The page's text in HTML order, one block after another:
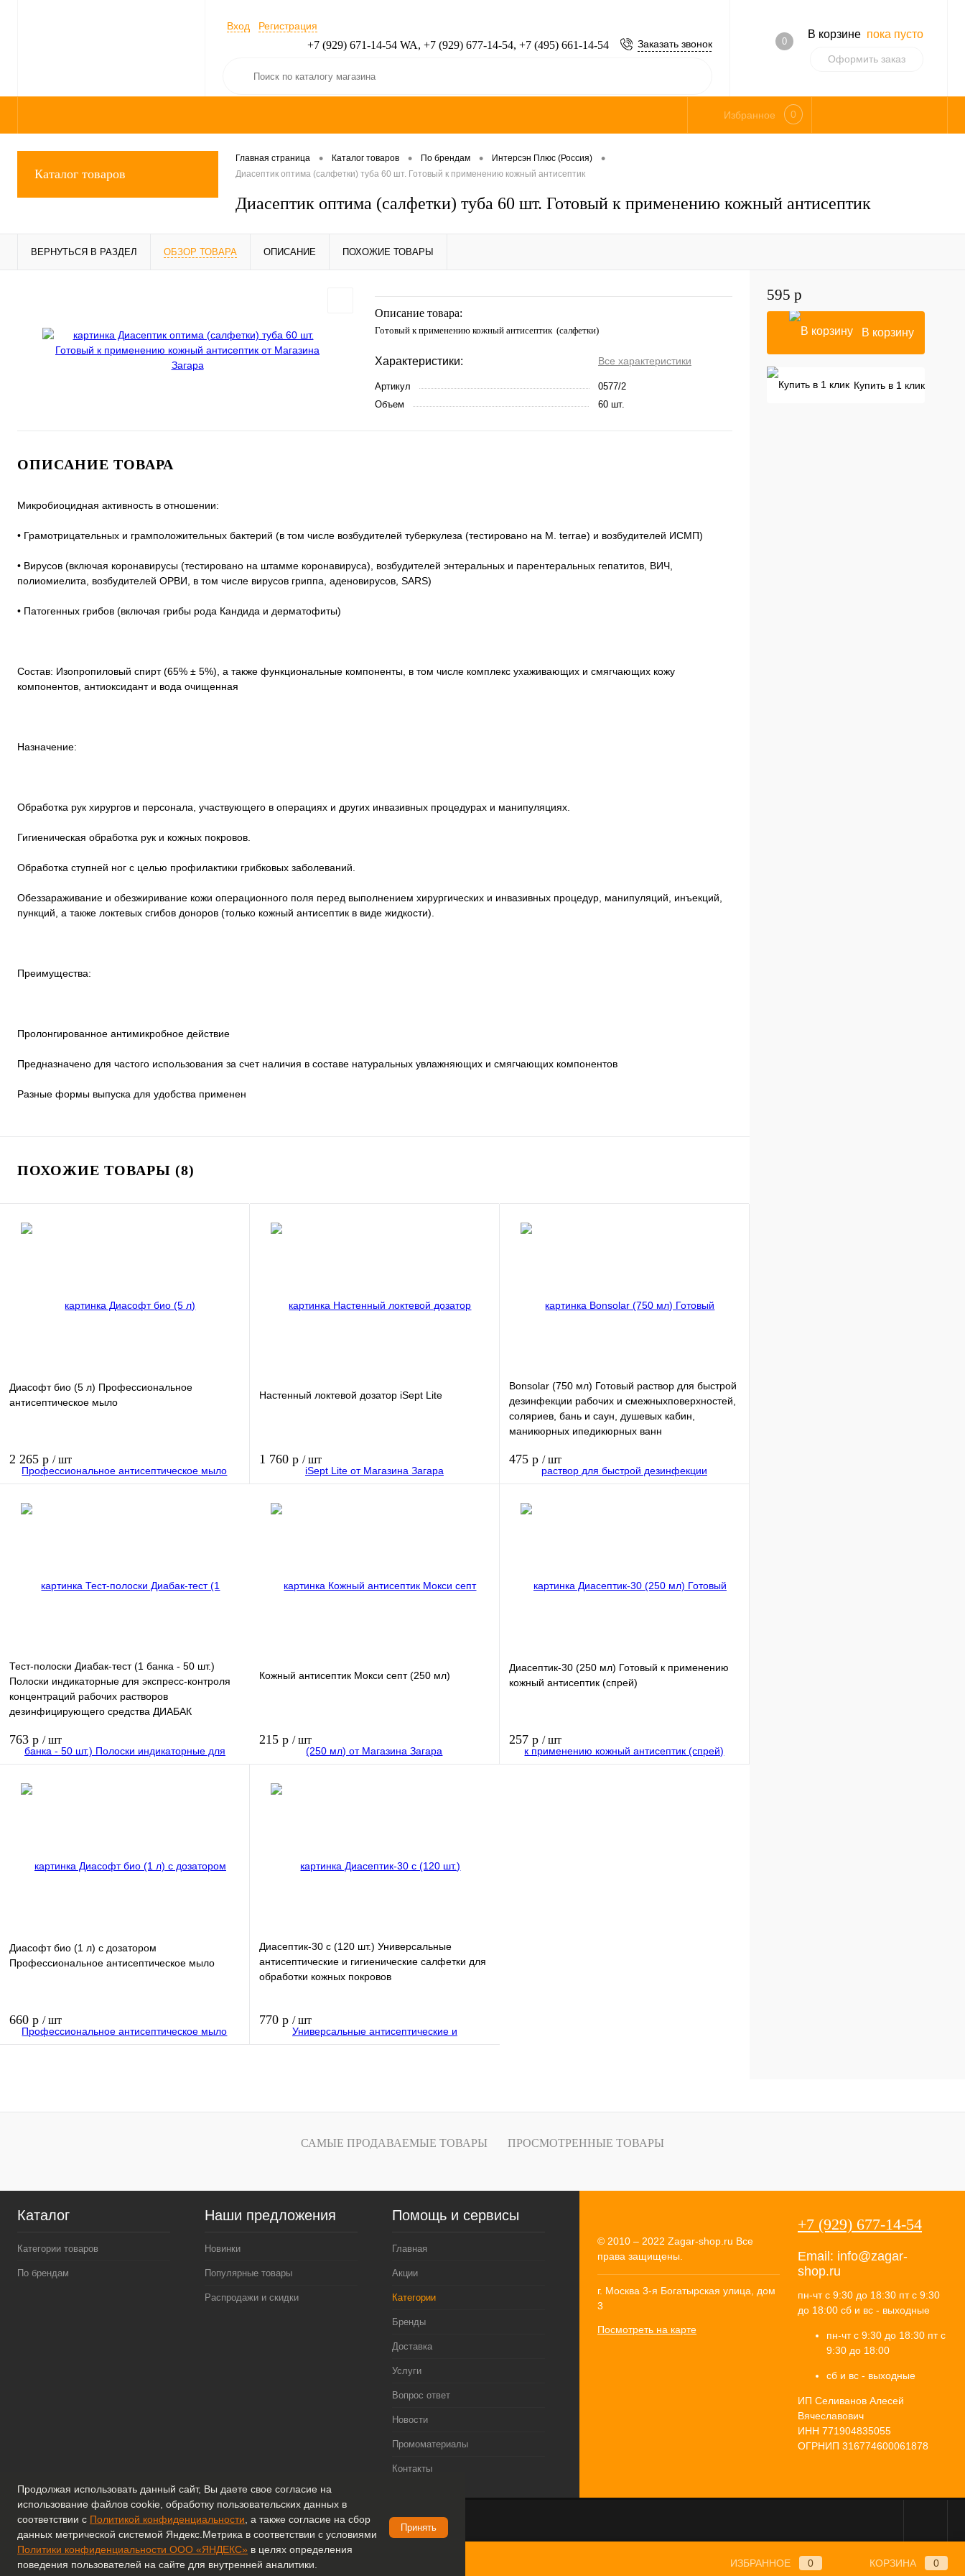
Продолжая использовать данный сайт, Вы даете свое согласие на
использование файлов cookie, обработку пользовательских данных в
соответствии с Политикой конфиденциальности , а также согласие на сбор
данных метрической системой Яндекс.Метрика в соответствии с условиями
Политики конфиденциальности ООО «ЯНДЕКС» в целях определения
поведения пользователей на сайте для внутренней аналитики.
Принять
Вход Регистрация
+7 (929) 671-14-54 WA, +7 (929) 677-14-54, +7 (495) 661-14-54 Заказать звонок 0
В корзине пока пусто
Оформить заказ
Избранное 0
Каталог товаров
Главная страница • Каталог товаров • По брендам • Интерсэн Плюс (Россия) •
Диасептик оптима (салфетки) туба 60 шт. Готовый к применению кожный антисептик
Диасептик оптима (салфетки) туба 60 шт. Готовый к применению кожный антисептик
ВЕРНУТЬСЯ В РАЗДЕЛ ОБЗОР ТОВАРА ОПИСАНИЕ ПОХОЖИЕ ТОВАРЫ
Описание товара:
Готовый к применению кожный антисептик (салфетки)
Характеристики: Все характеристики
Артикул
0577/2
Объем
60 шт.
ОПИСАНИЕ ТОВАРА
Микробиоцидная активность в отношении:
• Грамотрицательных и грамположительных бактерий (в том числе возбудителей туберкулеза (тестировано на M. terrae) и возбудителей ИСМП)
• Вирусов (включая коронавирусы (тестировано на штамме коронавируса), возбудителей энтеральных и парентеральных гепатитов, ВИЧ,
полиомиелита, возбудителей ОРВИ, в том числе вирусов гриппа, аденовирусов, SARS)
• Патогенных грибов (включая грибы рода Кандида и дерматофиты)
Состав: Изопропиловый спирт (65% ± 5%), а также функциональные компоненты, в том числе комплекс ухаживающих и смягчающих кожу
компонентов, антиоксидант и вода очищенная
Назначение:
Обработка рук хирургов и персонала, участвующего в операциях и других инвазивных процедурах и манипуляциях.
Гигиеническая обработка рук и кожных покровов.
Обработка ступней ног с целью профилактики грибковых заболеваний.
Обеззараживание и обезжиривание кожи операционного поля перед выполнением хирургических и инвазивных процедур, манипуляций, инъекций,
пункций, а также локтевых сгибов доноров (только кожный антисептик в виде жидкости).
Преимущества:
Пролонгированное антимикробное действие
Предназначено для частого использования за счет наличия в составе натуральных увлажняющих и смягчающих компонентов
Разные формы выпуска для удобства применен
ПОХОЖИЕ ТОВАРЫ (8)
Диасофт био (5 л) Профессиональное
антисептическое мыло
2 265 р / шт
Настенный локтевой дозатор iSept Lite
1 760 р / шт
Bonsolar (750 мл) Готовый раствор для быстрой
дезинфекции рабочих и смежныхповерхностей,
соляриев, бань и саун, душевых кабин,
маникюрных ипедикюрных ванн
475 р / шт
Тест-полоски Диабак-тест (1 банка - 50 шт.)
Полоски индикаторные для экспресс-контроля
концентраций рабочих растворов
дезинфицирующего средства ДИАБАК
763 р / шт
Кожный антисептик Мокси септ (250 мл)
215 р / шт
Диасептик-30 (250 мл) Готовый к применению
кожный антисептик (спрей)
257 р / шт
Диасофт био (1 л) с дозатором
Профессиональное антисептическое мыло
660 р / шт
Диасептик-30 с (120 шт.) Универсальные
антисептические и гигиенические салфетки для
обработки кожных покровов
770 р / шт
В избранное
595 р
В корзину
Купить в 1 клик
САМЫЕ ПРОДАВАЕМЫЕ ТОВАРЫ ПРОСМОТРЕННЫЕ ТОВАРЫ
Каталог
Категории товаров
По брендам
Наши предложения
Новинки
Популярные товары
Распродажи и скидки
Помощь и сервисы
Главная
Акции
Категории
Бренды
Доставка
Услуги
Вопрос ответ
Новости
Промоматериалы
Контакты
© 2010 – 2022 Zagar-shop.ru Все
права защищены.
г. Москва 3-я Богатырская улица, дом
3
Посмотреть на карте
+7 (929) 677-14-54
Email: info@zagar-
shop.ru
пн-чт с 9:30 до 18:30 пт с 9:30
до 18:00 сб и вс - выходные
пн-чт с 9:30 до 18:30 пт с
9:30 до 18:00
сб и вс - выходные
ИП Селиванов Алесей
Вячеславович
ИНН 771904835055
ОГРНИП 316774600061878
ОБРАТНАЯ СВЯЗЬ +7 (929) 677-14-54 info@zagar-shop.ru ИЗБРАННОЕ 0 КОРЗИНА 0